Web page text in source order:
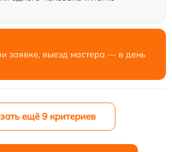
заявке, выезд мастера — в день
ещё 9 критериев